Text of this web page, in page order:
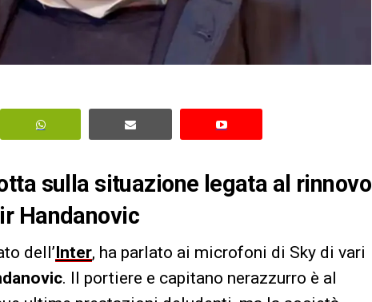
sulla situazione legata al rinnovo
Handanovic
dell’Inter, ha parlato ai microfoni di Sky di vari
. Il portiere e capitano nerazzurro è al